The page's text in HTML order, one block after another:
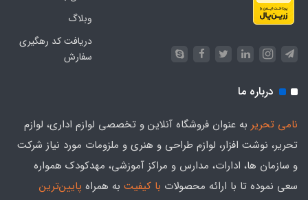
وبلاگ
دریافت کد رهگیری
سفارش
درباره ما
نامی تحریر به عنوان فروشگاه آنلاین و تخصصی لوازم اداری، لوازم
تحریر، نوشت افزار، لوازم طراحی و هنری و ملزومات مورد نیاز شرکت
و سازمان ها، ادارات، مدارس و مراکز آموزشی، مهدکودک همواره
سعی نموده تا با ارائه محصولات با کیفیت به همراه پایین‌ترین